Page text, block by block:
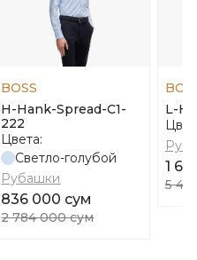
BOSS
H-Hank-Spread-C1-
222
Цвета:
Светло-голубой
Рубашки
836 000 сум
2 784 000 сум
L-
1
5